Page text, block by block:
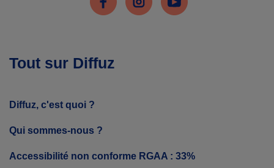
Tout sur Diffuz
Diffuz, c'est quoi ?
Qui sommes-nous ?
Accessibilité non conforme RGAA : 33%